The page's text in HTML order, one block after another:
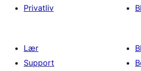
Privatliv
Lær
Support